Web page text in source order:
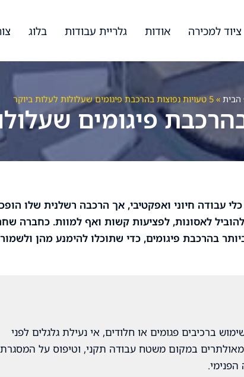
ציוד למכירה אודות גלריית עבודות בלוג
הבית » 5 טעויות נפוצות בהרכבת פיגומים שעלולות לעלות ביוקר
עבודה חיוני ואפקטיבי, אך הרכבה רשלנית שלו
לאסונות, לפציעות קשות ואף למוות. כחברה
עבורכם את 5 הטעויות הנפוצות ביותר בהרכבת פיגומים, כדי שתוכלו להימנע מהן
ברכיבים פגומים או חלודים, אי נעילת גלגלים לפני
במקום משטח עבודה תקני, וטיפוס על המסגרת